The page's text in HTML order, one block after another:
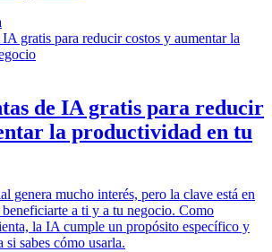
de IA gratis para reducir
la productividad en tu
genera mucho interés, pero la clave está en
a ti y a tu negocio. Como
la IA cumple un propósito específico y
sabes cómo usarla.